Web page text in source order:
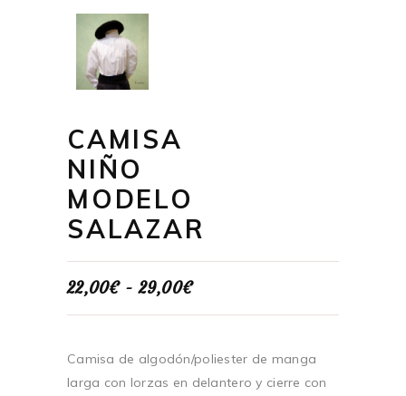
CAMISA
NIÑO
MODELO
SALAZAR
22,00€ - 29,00€Rango
precios:
22,00€
hasta
29,00€
Camisa de algodón/poliester de manga
larga con lorzas en delantero y cierre con